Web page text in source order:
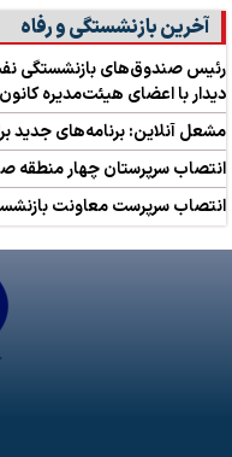
آخرین بازنشستگی و رفاه
رئیس صندوق‌های بازنشستگی نفت
دیدار با اعضای هیئت‌مدیره
مشعل آنلاین: برنامه‌های جدید
انتصاب سرپرستان چهار
انتصاب سرپرست معاونت